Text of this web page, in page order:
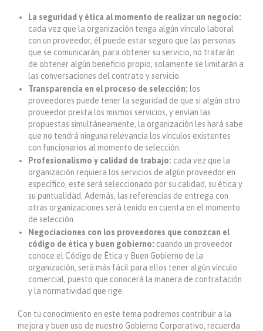
La seguridad y ética al momento de realizar un negocio:
cada vez que la organización tenga algún vínculo laboral
con un proveedor, él puede estar seguro que las personas
que se comunicarán, para obtener su servicio, no tratarán
de obtener algún beneficio propio, solamente se limitarán a
las conversaciones del contrato y servicio.
Transparencia en el proceso de selección: los
proveedores puede tener la seguridad de que si algún otro
proveedor presta los mismos servicios, y envían las
propuestas simultáneamente, la organización les hará sabe
que no tendrá ninguna relevancia los vínculos existentes
con funcionarios al momento de selección.
Profesionalismo y calidad de trabajo: cada vez que la
organización requiera los servicios de algún proveedor en
específico, este será seleccionado por su calidad, su ética y
su puntualidad. Además, las referencias de entrega con
otras organizaciones será tenido en cuenta en el momento
de selección.
Negociaciones con los proveedores que conozcan el
código de ética y buen gobierno: cuando un proveedor
conoce el Código de Ética y Buen Gobierno de la
organización, será más fácil para ellos tener algún vínculo
comercial, puesto que conocerá la manera de contratación
y la normatividad que rige.
Con tu conocimiento en este tema podremos contribuir a la
mejora y buen uso de nuestro Gobierno Corporativo, recuerda